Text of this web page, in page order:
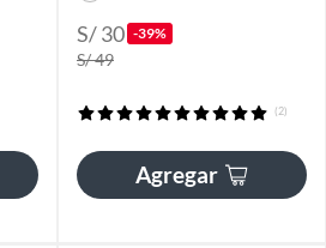
S/ 30 -39%
S/ 49
(2)
Agregar